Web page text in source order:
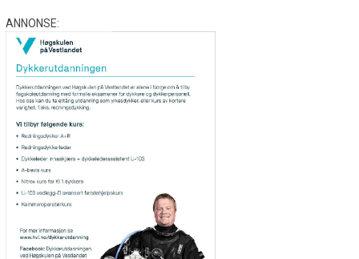
ANNONSE: